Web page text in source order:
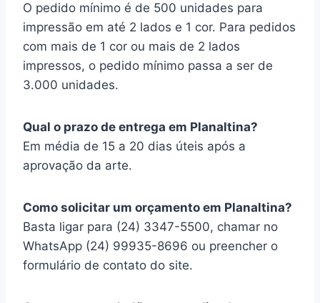
O pedido mínimo é de 500 unidades para
impressão em até 2 lados e 1 cor. Para pedidos
com mais de 1 cor ou mais de 2 lados
impressos, o pedido mínimo passa a ser de
3.000 unidades.
Qual o prazo de entrega em Planaltina?
Em média de 15 a 20 dias úteis após a
aprovação da arte.
Como solicitar um orçamento em Planaltina?
Basta ligar para (24) 3347-5500, chamar no
WhatsApp (24) 99935-8696 ou preencher o
formulário de contato do site.